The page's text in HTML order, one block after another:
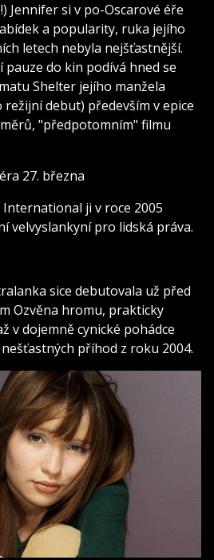
Jennifer si v po-Oscarové éře
a popularity, ruka jejího
letech nebyla nejšťastnější.
do kin podívá hned se
Shelter jejího manžela
debut) především v epice
"předpotomním" filmu
27. března
International ji v roce 2005
velvyslankyní pro lidská práva.
sice debutovala už před
Ozvěna hromu, prakticky
v dojemně cynické pohádce
příhod z roku 2004.